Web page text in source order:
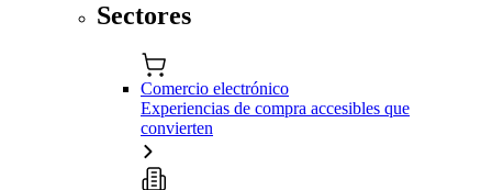
Sectores
Comercio electrónico
Experiencias de compra accesibles que
convierten